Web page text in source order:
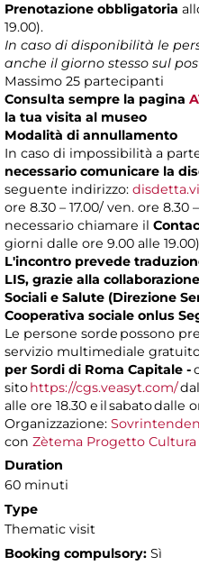
Prenotazione obbligatoria
19.00).
In caso di disponibilità le
anche il giorno stesso sul
Massimo 25 partecipanti
Consulta sempre la pagina
la tua visita al museo
Modalità di annullamento
In caso di impossibilità a
necessario comunicare la
seguente indirizzo:
ore 8.30 – 17.00/ ven. ore 8.30
necessario chiamare il
giorni dalle ore 9.00 alle 19.00)
L'incontro prevede
LIS, grazie alla
Sociali e Salute (Direzione
Cooperativa sociale onlus
Le persone sorde possono
servizio multimediale
per Sordi di Roma Capitale -
sitohttps://cgs.veasyt.com/
alle ore 18.30 e il sabato dalle
Organizzazione:
con Zètema Progetto Cultura
Duration
60 minuti
Type
Thematic visit
Booking compulsory: Sì